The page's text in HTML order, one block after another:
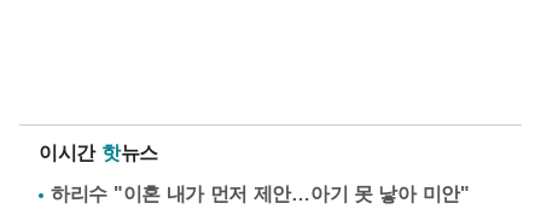
이시간 핫뉴스
하리수 "이혼 내가 먼저 제안…아기 못 낳아 미안"